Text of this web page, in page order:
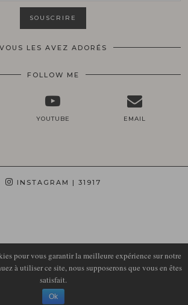
VOUS LES AVEZ ADORÉS
FOLLOW ME
YOUTUBE EMAIL
INSTAGRAM | 31917
LIRONS D'ELLE
THEME DESIGN BY
pour vous garantir la meilleure expérience sur notre
à utiliser ce site, nous supposerons que vous en êtes
satisfait.
Ok